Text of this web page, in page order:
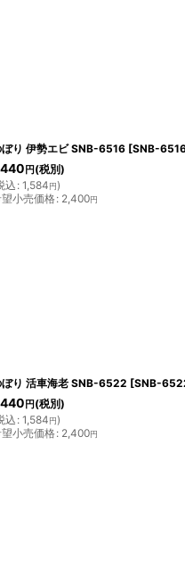
ぼり 伊勢エビ SNB-6516 [SNB-
円 (税別)
込 : 1,584円)
小売価格: 2,400円
ぼり 活車海老 SNB-6522 [SNB-
円 (税別)
込 : 1,584円)
小売価格: 2,400円